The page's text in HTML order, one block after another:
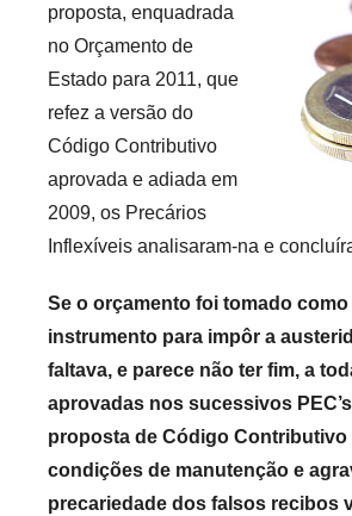
s
n
f
l
e
x
i
v
proposta, enquadrada
no Orçamento de
Estado para 2011, que
refez a versão do
Código Contributivo
aprovada e adiada em
2009, os Precários
Inflexíveis analisaram-na e
Se o orçamento foi tomado como
instrumento para impôr a
faltava, e parece não ter fim, a
aprovadas nos sucessivos
proposta de Código Contributivo
condições de manutenção e
precariedade dos falsos recibos